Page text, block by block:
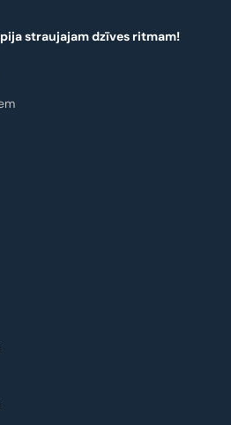
straujajam dzīves ritmam!